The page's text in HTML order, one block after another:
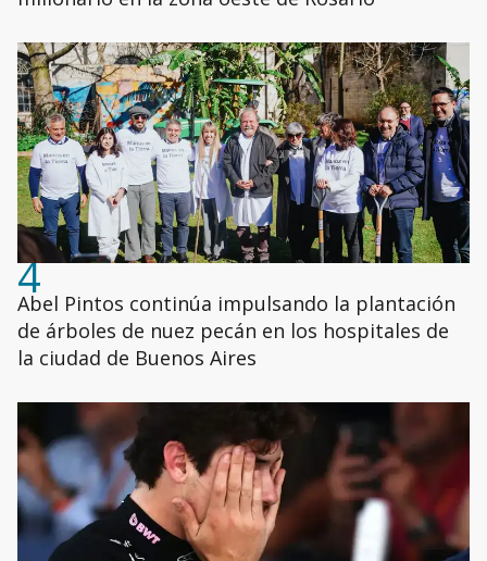
4
Abel Pintos continúa impulsando la plantación
de árboles de nuez pecán en los hospitales de
la ciudad de Buenos Aires